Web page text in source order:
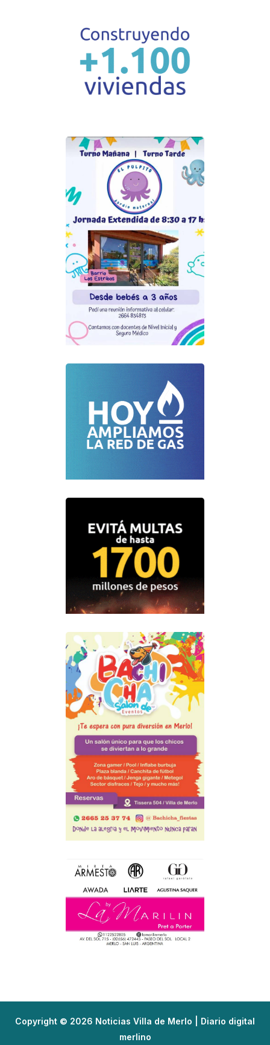
Copyright © 2026 Noticias Villa de Merlo | Diario digital
merlino